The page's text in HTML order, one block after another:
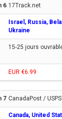
17Track.net
Israel, Russia,
Ukraine
15-25 jours
EUR €6.99
CanadaPost / USPS
Canada, United